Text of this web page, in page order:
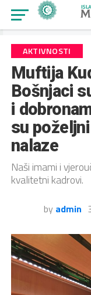
AKTIVNOSTI
Muftija
Bošnjaci
i
su
nalaze
Naši imami i
kvalitetni kadrovi.
by admin